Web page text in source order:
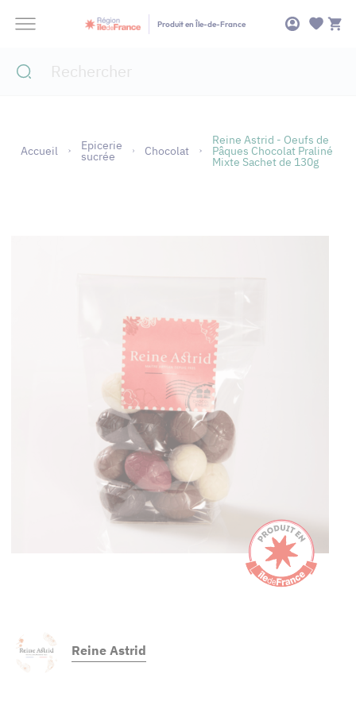
Produit en Île-de-France
Accueil Epicerie
sucrée Chocolat
Reine Astrid - Oeufs de
Pâques Chocolat Praliné
Mixte Sachet de 130g
Reine Astrid